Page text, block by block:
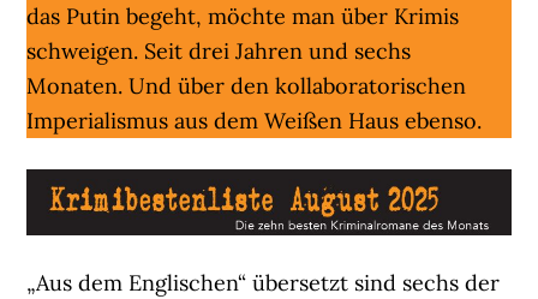
das Putin begeht, möchte man über Krimis
schweigen. Seit drei Jahren und sechs
Monaten. Und über den kollaboratorischen
Imperialismus aus dem Weißen Haus ebenso.
„Aus dem Englischen“ übersetzt sind sechs der